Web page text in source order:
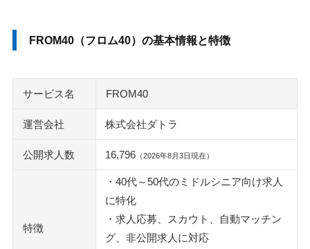
FROM40（フロム40）の基本情報と特徴
サービス名 FROM40
運営会社 株式会社ダトラ
公開求人数 16,796 （2026年8月3日現在）
特徴
・40代～50代のミドルシニア向け求人
に特化
・求人応募、スカウト、自動マッチン
グ、非公開求人に対応